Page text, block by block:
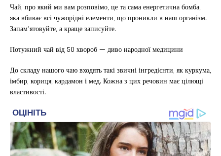
Чай, про який ми вам розповімо, це та сама енергетична бомба,
яка вбиває всі чужорідні елементи, що проникли в наш організм.
Запам’ятовуйте, а краще записуйте.
Потужний чай від 50 хвороб — диво народної медицини
До складу нашого чаю входять такі звичні інгредієнти, як куркума,
імбир, кориця, кардамон і мед. Кожна з цих речовин має цілющі
властивості.